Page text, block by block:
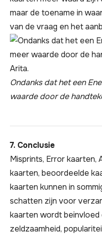
maar de toename in
van de vraag en het
Ondanks dat het een
waarde door de
7. Conclusie
Misprints, Error kaarten,
kaarten, beoordeelde
kaarten kunnen in
schatten zijn voor
kaarten wordt
zeldzaamheid,